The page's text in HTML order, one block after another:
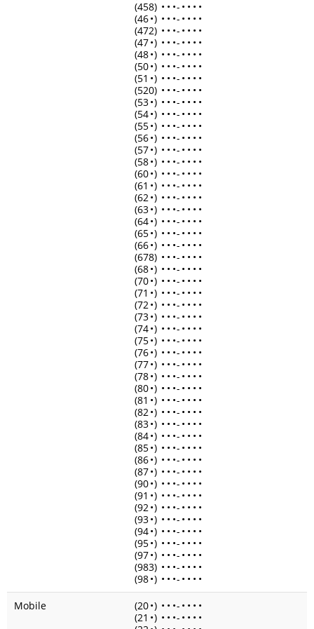
(458) • • •- • • • •
(46•) • • •- • • • •
(472) • • •- • • • •
(47•) • • •- • • • •
(48•) • • •- • • • •
(50•) • • •- • • • •
(51 •) • • •- • • • •
(520) • • •- • • • •
(53•) • • •- • • • •
(54•) • • •- • • • •
(55•) • • •- • • • •
(56•) • • •- • • • •
(57•) • • •- • • • •
(58•) • • •- • • • •
(60•) • • •- • • • •
(61 •) • • •- • • • •
(62•) • • •- • • • •
(63•) • • •- • • • •
(64•) • • •- • • • •
(65•) • • •- • • • •
(66•) • • •- • • • •
(678) • • •- • • • •
(68•) • • •- • • • •
(70•) • • •- • • • •
(71 •) • • •- • • • •
(72•) • • •- • • • •
(73•) • • •- • • • •
(74•) • • •- • • • •
(75•) • • •- • • • •
(76•) • • •- • • • •
(77•) • • •- • • • •
(78•) • • •- • • • •
(80•) • • •- • • • •
(81 •) • • •- • • • •
(82•) • • •- • • • •
(83•) • • •- • • • •
(84•) • • •- • • • •
(85•) • • •- • • • •
(86•) • • •- • • • •
(87•) • • •- • • • •
(90•) • • •- • • • •
(91 •) • • •- • • • •
(92•) • • •- • • • •
(93•) • • •- • • • •
(94•) • • •- • • • •
(95•) • • •- • • • •
(97•) • • •- • • • •
(983) • • •- • • • •
(98•) • • •- • • • •
Mobile
(20•) • • •- • • • •
(21 •) • • •- • • • •